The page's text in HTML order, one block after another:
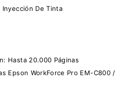
Inyección De Tinta
Hasta 20.000 Páginas
Epson WorkForce Pro EM-C800 /